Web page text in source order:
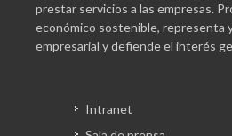
prestar servicios a las empresas.
económico sostenible, representa
empresarial y defiende el interés
Intranet